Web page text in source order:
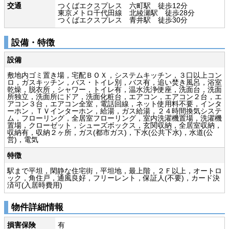
交通
つくばエクスプレス 六町駅 徒歩12分
東京メトロ千代田線 北綾瀬駅 徒歩28分
つくばエクスプレス 青井駅 徒歩30分
設備・特徴
設備
敷地内ゴミ置き場，宅配ＢＯＸ，システムキッチン，３口以上コン
ロ，ガスキッチン，バス・トイレ別，バス有，追い焚き風呂，浴室
乾燥，脱衣所，シャワー，トイレ有，温水洗浄便座，洗面台，洗面
所独立，洗面所にドア，洗面化粧台，エアコン，エアコン２台，エ
アコン３台，エアコン全室，電話回線，ネット使用料不要，インタ
ーホン，ＴＶインターホン，給湯，ガス給湯，２４時間換気システ
ム，フローリング，全居室フローリング，室内洗濯機置場，洗濯機
置場，クローゼット，シューズボックス，玄関収納，全居室収納，
収納有，収納２ヶ所，ガス(都市ガス)，下水(公共下水)，水道(公
営)，電気
特徴
駅まで平坦，閑静な住宅街，平坦地，最上階，２Ｆ以上，オートロ
ック，角住戸，通風良好，フリーレント，保証人(不要)，カード決
済可(入居時費用)
物件詳細情報
損害保険 有